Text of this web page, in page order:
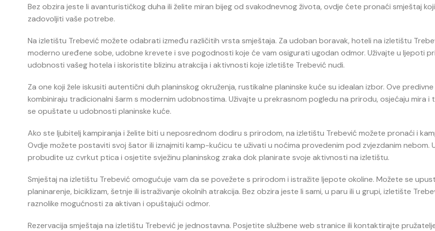
Bez obzira jeste li avanturističkog duha ili želite miran bijeg od svakodnevnog života, ovdje ćete pronaći smještaj
zadovoljiti vaše potrebe.
Na izletištu Trebević možete odabrati između različitih vrsta smještaja. Za udoban boravak, hoteli na izletištu
moderno uređene sobe, udobne krevete i sve pogodnosti koje će vam osigurati ugodan odmor. Uživajte u ljepoti
udobnosti vašeg hotela i iskoristite blizinu atrakcija i aktivnosti koje izletište Trebević nudi.
Za one koji žele iskusiti autentični duh planinskog okruženja, rustikalne planinske kuće su idealan izbor. Ove
kombiniraju tradicionalni šarm s modernim udobnostima. Uživajte u prekrasnom pogledu na prirodu, osjećaju mira i
se opuštate u udobnosti planinske kuće.
Ako ste ljubitelj kampiranja i želite biti u neposrednom dodiru s prirodom, na izletištu Trebević možete pronaći i
Ovdje možete postaviti svoj šator ili iznajmiti kamp-kućicu te uživati u noćima provedenim pod zvjezdanim nebom.
probudite uz cvrkut ptica i osjetite svježinu planinskog zraka dok planirate svoje aktivnosti na izletištu.
Smještaj na izletištu Trebević omogućuje vam da se povežete s prirodom i istražite ljepote okoline. Možete se
planinarenje, biciklizam, šetnje ili istraživanje okolnih atrakcija. Bez obzira jeste li sami, u paru ili u grupi, izletište
raznolike mogućnosti za aktivan i opuštajući odmor.
Rezervacija smještaja na izletištu Trebević je jednostavna. Posjetite službene web stranice ili kontaktirajte